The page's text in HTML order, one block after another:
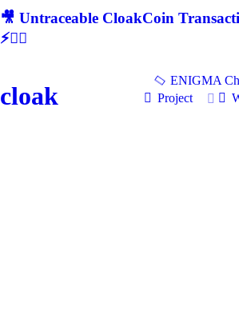
🎥 Untraceable CloakCoin
⚡🕵‍♂
cloak
ENIGMA
Project